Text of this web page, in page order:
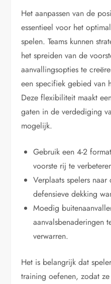
Het aanpassen van de
essentieel voor het
spelen. Teams kunnen
het spreiden van de
aanvallingsopties te
een specifiek gebied van
Deze flexibiliteit maakt
gaten in de verdediging
mogelijk.
Gebruik een 4-2
voorste rij te
Verplaats spelers
defensieve dekking
Moedig
aanvalsbenaderingen
verwarren.
Het is belangrijk dat
training oefenen, zodat